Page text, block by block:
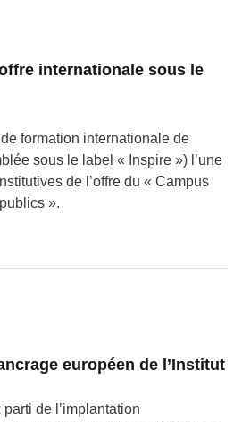
internationale sous le
de formation internationale de
sous le label « Inspire ») l’une
de l’offre du « Campus
».
européen de l’Institut
de l’implantation